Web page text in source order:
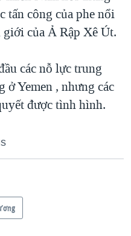
tấn công của phe nổi
của Ả Rập Xê Út.
các nỗ lực trung
ở Yemen , nhưng các
được tình hình.